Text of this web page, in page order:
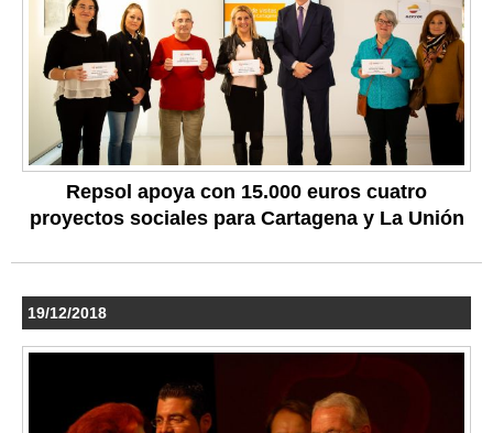
Repsol apoya con 15.000 euros cuatro
proyectos sociales para Cartagena y La Unión
19/12/2018